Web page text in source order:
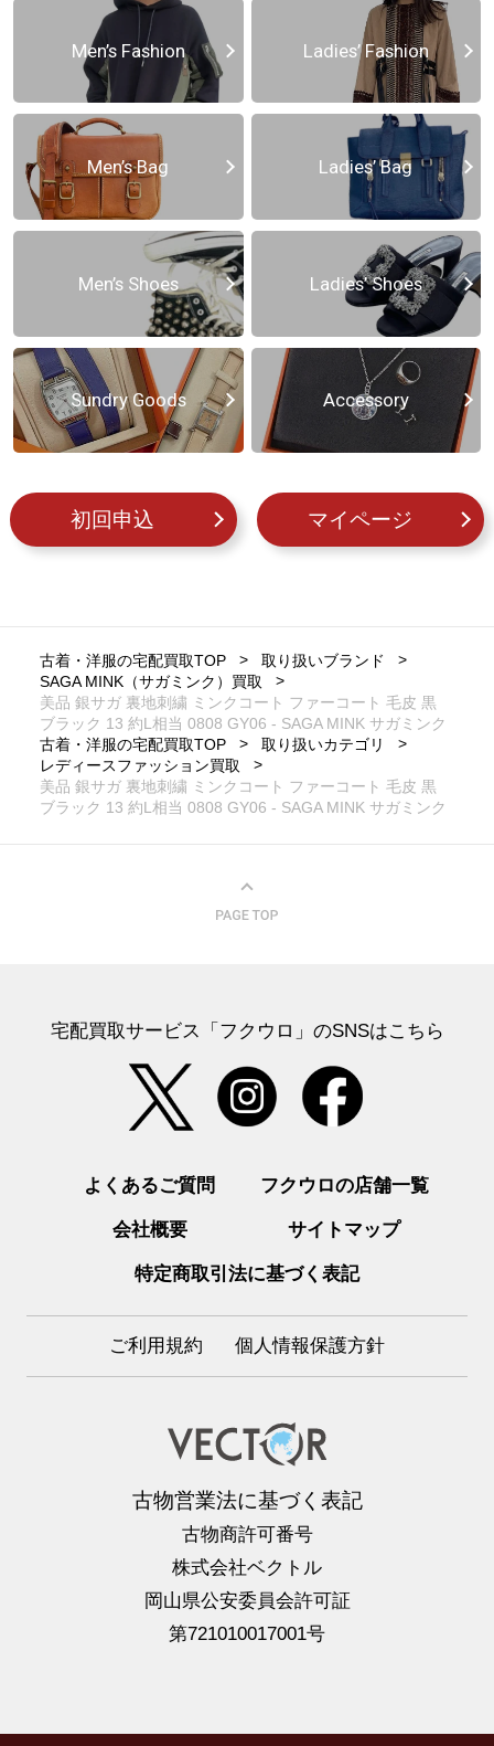
Men’s Fashion Ladies’ Fashion
Men’s Bag Ladies’ Bag
Men’s Shoes Ladies’ Shoes
Sundry Goods Accessory
初回申込 マイページ
古着・洋服の宅配買取TOP
取り扱いブランド
SAGA MINK（サガミンク）買取
美品 銀サガ 裏地刺繍 ミンクコート ファーコート 毛皮 黒
ブラック 13 約L相当 0808 GY06 - SAGA MINK サガミンク
古着・洋服の宅配買取TOP
取り扱いカテゴリ
レディースファッション買取
美品 銀サガ 裏地刺繍 ミンクコート ファーコート 毛皮 黒
ブラック 13 約L相当 0808 GY06 - SAGA MINK サガミンク
宅配買取サービス「フクウロ」のSNSはこちら
よくあるご質問 フクウロの店舗一覧
会社概要 サイトマップ
特定商取引法に基づく表記
ご利用規約 個人情報保護方針
古物営業法に基づく表記
古物商許可番号
株式会社ベクトル
岡山県公安委員会許可証
第721010017001号